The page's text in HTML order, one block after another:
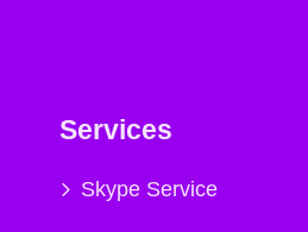
Services
Skype Service